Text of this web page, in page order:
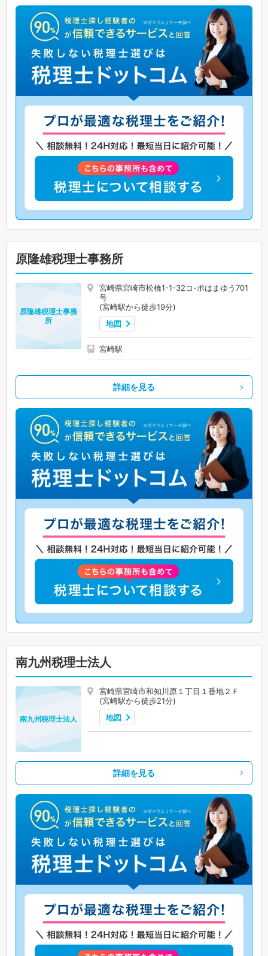
原隆雄税理士事務所
宮崎県宮崎市松橋1-1-32コ-ポはまゆう701
号
(宮崎駅から徒歩19分)
地図
宮崎駅
原隆雄税理士事務
所
詳細を見る
南九州税理士法人
宮崎県宮崎市和知川原１丁目１番地２Ｆ
(宮崎駅から徒歩21分)
地図
南九州税理士法人
詳細を見る